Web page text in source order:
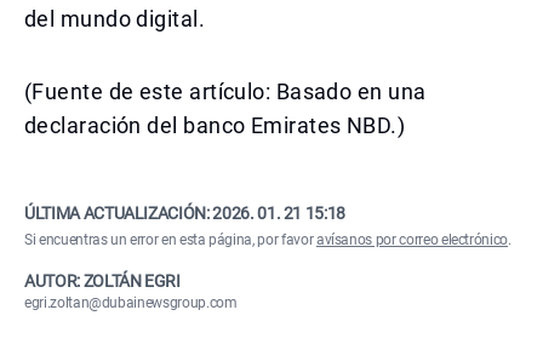
del mundo digital.
(Fuente de este artículo: Basado en una
declaración del banco Emirates NBD.)
ÚLTIMA ACTUALIZACIÓN:2026. 01. 21 15:18
Si encuentras un error en esta página, por favoravísanos por correo electrónico.
AUTOR: ZOLTÁN EGRI
egri.zoltan@dubainewsgroup.com